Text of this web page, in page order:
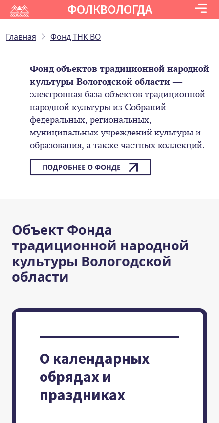
ФОЛКВОЛОГДА
Главная Фонд ТНК ВО
Фонд объектов традиционной народной
культуры Вологодской области—
электронная база объектов традиционной
народной культуры из Собраний
федеральных, региональных,
муниципальных учреждений культуры и
образования, а также частных коллекций.
ПОДРОБНЕЕ О ФОНДЕ
Объект Фонда
традиционной народной
культуры Вологодской
области
О календарных
обрядах и
праздниках